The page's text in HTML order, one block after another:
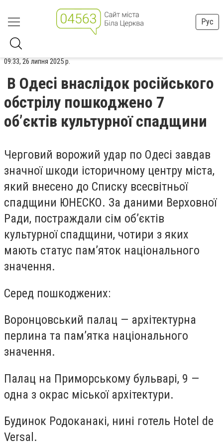
Рус
09:33, 26 липня 2025 р.
В Одесі внаслідок російського
обстрілу пошкоджено 7
об’єктів культурної спадщини
Черговий ворожий удар по Одесі завдав
значної шкоди історичному центру міста,
який внесено до Списку всесвітньої
спадщини ЮНЕСКО. За даними Верховної
Ради, постраждали сім об’єктів
культурної спадщини, чотири з яких
мають статус пам’яток національного
значення.
Серед пошкоджених:
Воронцовський палац — архітектурна
перлина та пам’ятка національного
значення.
Палац на Приморському бульварі, 9 —
одна з окрас міської архітектури.
Будинок Родоканакі, нині готель Hotel de
Versal.